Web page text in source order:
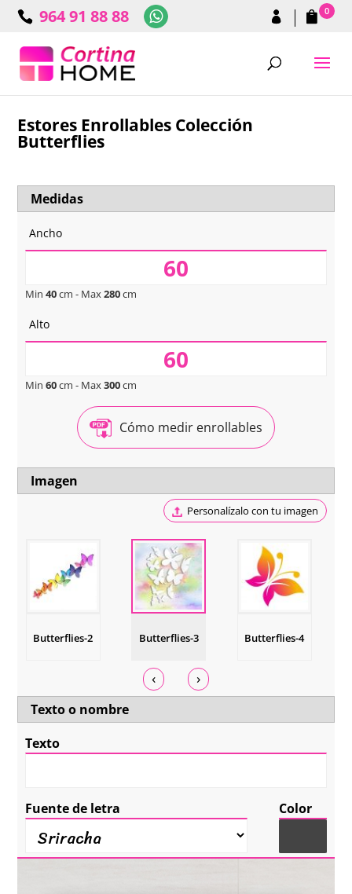
964 91 88 88 0
Estores Enrollables Colección
Butterflies
Medidas
Ancho
Min40cm - Max280cm
Alto
Min60cm - Max300cm
Cómo medir enrollables
Imagen
Personalízalo con tu imagen
Butterflies-2 Butterflies-3 Butterflies-4
‹ ›
Texto o nombre
Texto
Fuente de letra Color